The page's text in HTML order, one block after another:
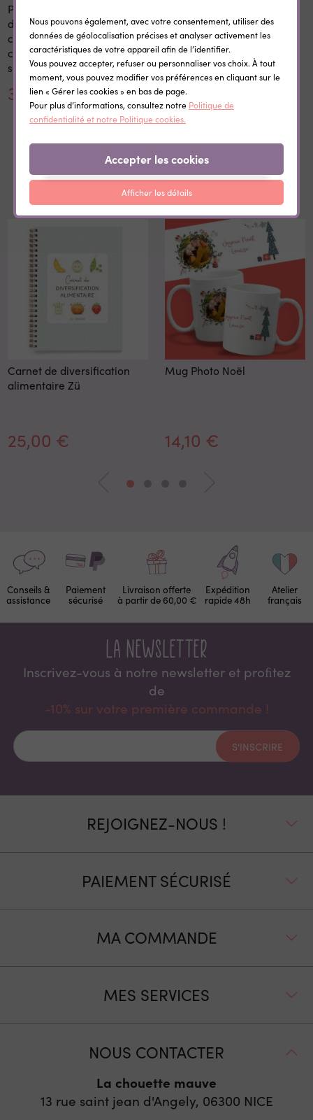
Panneau 1er et dernier jour
d'école personnalisé 20x28
cm en bois réutilisable avec
craie prénom rentrée
scolaire
30,00 €
personnalisées
thermocollantes Little Wild
0,35 €
Dans la même catégorie
Carnet de diversification
alimentaire Zü
25,00 €
Mug Photo Noël
14,10 €
Conseils &
assistance
Paiement
sécurisé
Livraison offerte
à partir de 60,00 €
Expédition
rapide 48h
Atelier
français
La newsletter
Inscrivez-vous à notre newsletter et proﬁtez
de
-10% sur votre première commande !
S'INSCRIRE
REJOIGNEZ-NOUS !
PAIEMENT SÉCURISÉ
MA COMMANDE
MES SERVICES
NOUS CONTACTER
La chouette mauve
13 rue saint jean d'Angely, 06300 NICE
Nous pouvons également, avec votre consentement, utiliser des
données de géolocalisation précises et analyser activement les
caractéristiques de votre appareil afin de l’identifier.
Vous pouvez accepter, refuser ou personnaliser vos choix. À tout
moment, vous pouvez modifier vos préférences en cliquant sur le
lien « Gérer les cookies » en bas de page.
Pour plus d’informations, consultez notre Politique de
confidentialité et notre Politique cookies.
Accepter les cookies
Afficher les détails